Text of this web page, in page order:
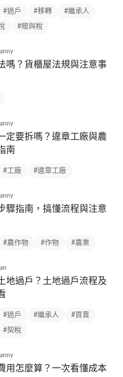
#過戶 #移轉 #繼承人
#贈與稅
嗎？貨櫃屋法規與注意事
定要拆嗎？違章工廠與農
南
#工廠 #違章工廠
驟指南，搞懂流程與注意
#農作物 #作物 #農業
地過戶？土地過戶流程及
#過戶 #繼承人 #買賣
#契稅
用怎麼算？一次看懂成本